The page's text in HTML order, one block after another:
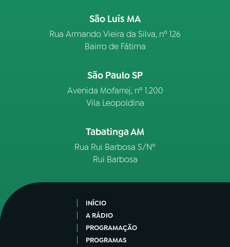
São Luís MA
Rua Armando Vieira da Silva, nº 126
Bairro de Fátima
São Paulo SP
Avenida Mofarrej, nº 1.200
Vila Leopoldina
Tabatinga AM
Rua Rui Barbosa S/Nº
Rui Barbosa
INÍCIO
A RÁDIO
PROGRAMAÇÃO
PROGRAMAS